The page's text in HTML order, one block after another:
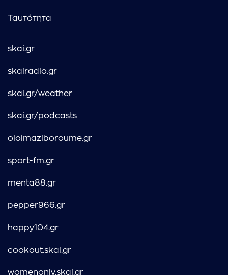
Ταυτότητα
skai.gr
skairadio.gr
skai.gr/weather
skai.gr/podcasts
oloimaziboroume.gr
sport-fm.gr
menta88.gr
pepper966.gr
happy104.gr
cookout.skai.gr
womenonly.skai.gr